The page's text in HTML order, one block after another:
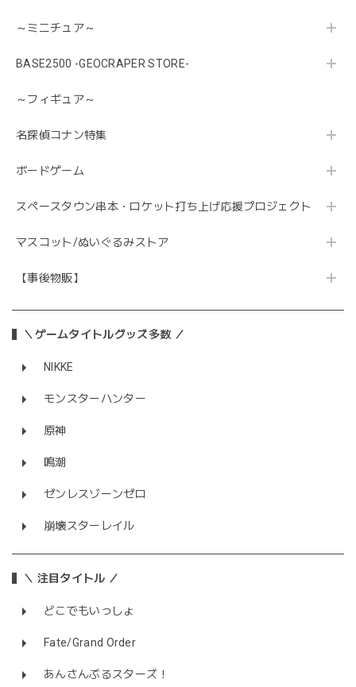
～ミニチュア～
BASE2500 -GEOCRAPER STORE-
～フィギュア～
名探偵コナン特集
ボードゲーム
スペースタウン串本・ロケット打ち上げ応援プロジェクト
マスコット/ぬいぐるみストア
【事後物販】
＼ゲームタイトルグッズ多数 ／
NIKKE
モンスターハンター
原神
鳴潮
ゼンレスゾーンゼロ
崩壊スターレイル
＼ 注目タイトル ／
どこでもいっしょ
Fate/Grand Order
あんさんぶるスターズ！